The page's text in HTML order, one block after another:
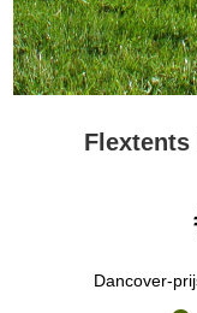
Flextents
Dancover-